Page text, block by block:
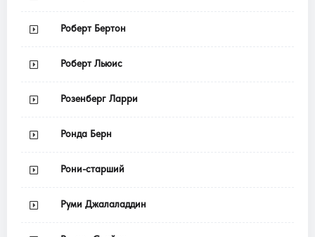
Роберт Бертон
Роберт Льюис
Розенберг Ларри
Ронда Берн
Рони-старший
Руми Джалаладдин